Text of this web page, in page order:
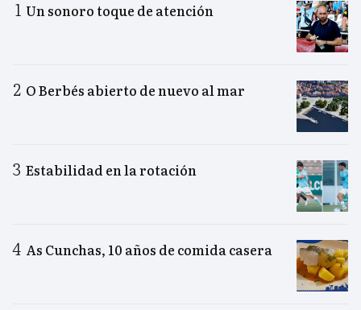
Un sonoro toque de atención
O Berbés abierto de nuevo al mar
Estabilidad en la rotación
As Cunchas, 10 años de comida casera